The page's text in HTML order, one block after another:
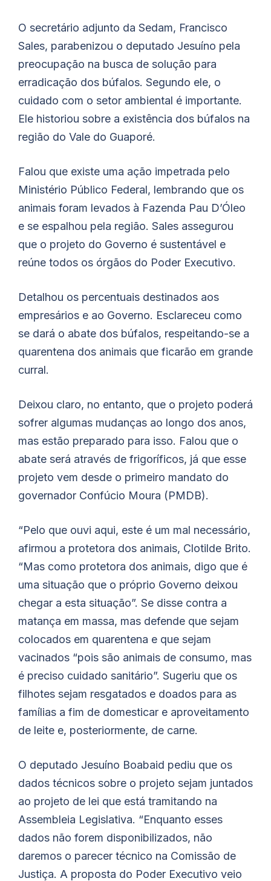
O secretário adjunto da Sedam, Francisco
Sales, parabenizou o deputado Jesuíno pela
preocupação na busca de solução para
erradicação dos búfalos. Segundo ele, o
cuidado com o setor ambiental é importante.
Ele historiou sobre a existência dos búfalos na
região do Vale do Guaporé.
Falou que existe uma ação impetrada pelo
Ministério Público Federal, lembrando que os
animais foram levados à Fazenda Pau D’Óleo
e se espalhou pela região. Sales assegurou
que o projeto do Governo é sustentável e
reúne todos os órgãos do Poder Executivo.
Detalhou os percentuais destinados aos
empresários e ao Governo. Esclareceu como
se dará o abate dos búfalos, respeitando-se a
quarentena dos animais que ficarão em grande
curral.
Deixou claro, no entanto, que o projeto poderá
sofrer algumas mudanças ao longo dos anos,
mas estão preparado para isso. Falou que o
abate será através de frigoríficos, já que esse
projeto vem desde o primeiro mandato do
governador Confúcio Moura (PMDB).
“Pelo que ouvi aqui, este é um mal necessário,
afirmou a protetora dos animais, Clotilde Brito.
“Mas como protetora dos animais, digo que é
uma situação que o próprio Governo deixou
chegar a esta situação”. Se disse contra a
matança em massa, mas defende que sejam
colocados em quarentena e que sejam
vacinados “pois são animais de consumo, mas
é preciso cuidado sanitário”. Sugeriu que os
filhotes sejam resgatados e doados para as
famílias a fim de domesticar e aproveitamento
de leite e, posteriormente, de carne.
O deputado Jesuíno Boabaid pediu que os
dados técnicos sobre o projeto sejam juntados
ao projeto de lei que está tramitando na
Assembleia Legislativa. “Enquanto esses
dados não forem disponibilizados, não
daremos o parecer técnico na Comissão de
Justiça. A proposta do Poder Executivo veio